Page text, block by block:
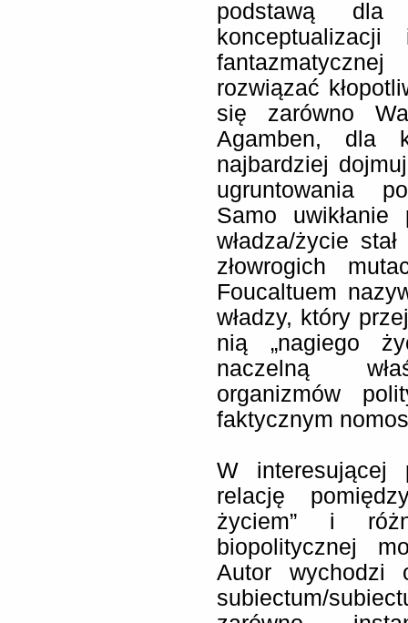
podstawą
rozwiązać
się zarówno
Agamben, dla
najbardziej
ugruntowania
Samo
władza/życie
złowrogich
Foucaltuem
władzy, który
nią „nagiego
naczelną
organizmów
faktycznym
W interesującej
relację
życiem” i
biopolitycznej
Autor wychodzi
subiectum/